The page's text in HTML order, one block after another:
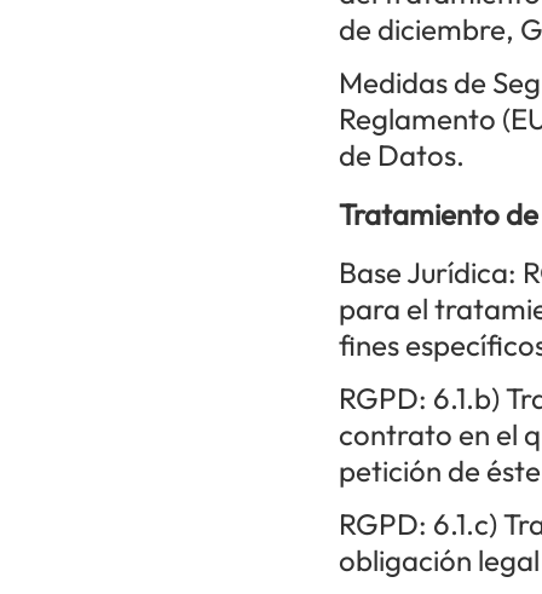
de diciembre,
Medidas de
Reglamento
de Datos.
Tratamiento
Base Jurídica:
para el
fines
RGPD: 6.1.b)
contrato en el
petición de
RGPD: 6.1.c)
obligación